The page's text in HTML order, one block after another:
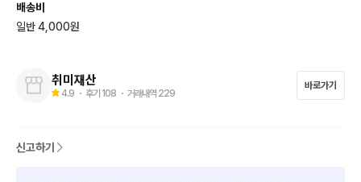
배송비
일반 4,000원
취미재산
4.9 ・ 후기 108 ・ 거래내역 229
바로가기
신고하기